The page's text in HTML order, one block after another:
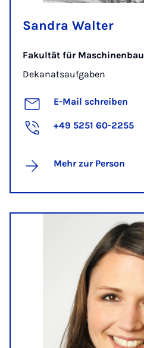
Sandra Walter
Fakultät für Maschinenbau
Dekanatsaufgaben
E-Mail schreiben
+49 5251 60-2255
Mehr zur Person